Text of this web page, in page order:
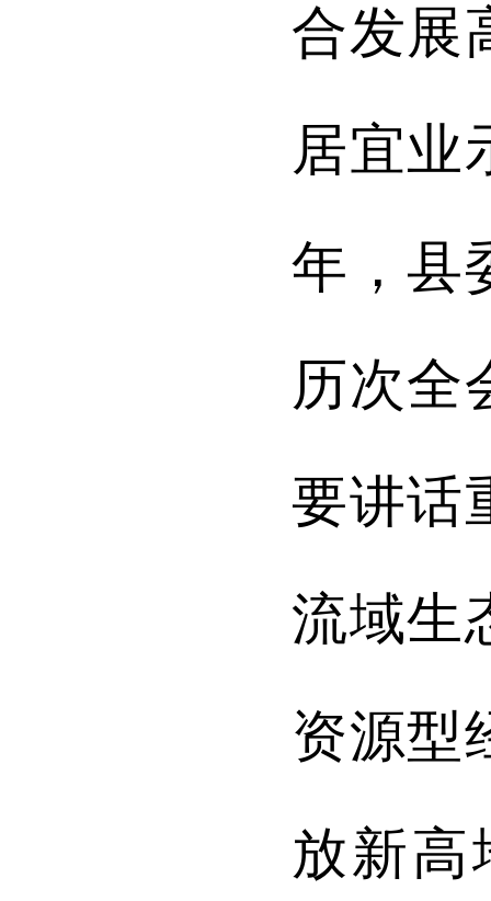
合发展
居宜业
年， 县
历次全
要讲话
流域生
资源型
放新高